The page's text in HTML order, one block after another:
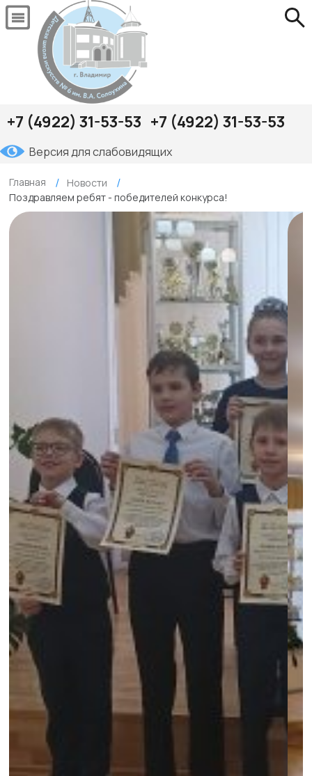
+7 (4922) 31-53-53 +7 (4922) 31-53-53
Версия для слабовидящих
Главная
Новости
Поздравляем ребят - победителей конкурса!